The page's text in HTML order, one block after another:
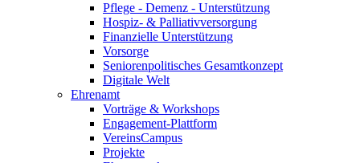
Pflege - Demenz - Unterstützung
Hospiz- & Palliativversorgung
Finanzielle Unterstützung
Vorsorge
Seniorenpolitisches Gesamtkonzept
Digitale Welt
Ehrenamt
Vorträge & Workshops
Engagement-Plattform
VereinsCampus
Projekte